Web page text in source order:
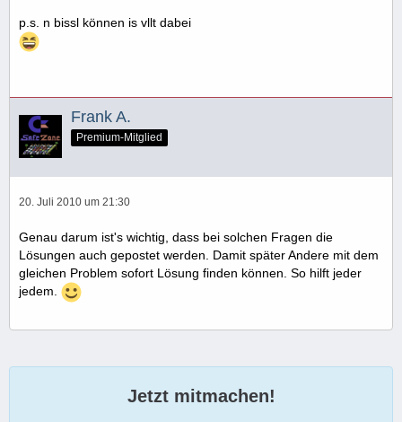
p.s. n bissl können is vllt dabei
Frank A.
Premium-Mitglied
20. Juli 2010 um 21:30
Genau darum ist's wichtig, dass bei solchen Fragen die
Lösungen auch gepostet werden. Damit später Andere mit dem
gleichen Problem sofort Lösung finden können. So hilft jeder
jedem.
Jetzt mitmachen!